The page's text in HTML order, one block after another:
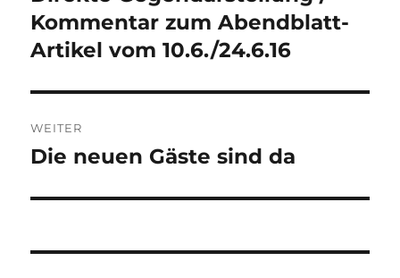
Beitrag:
Kommentar zum Abendblatt-
Artikel vom 10.6./24.6.16
WEITER
Nächster
Die neuen Gäste sind da